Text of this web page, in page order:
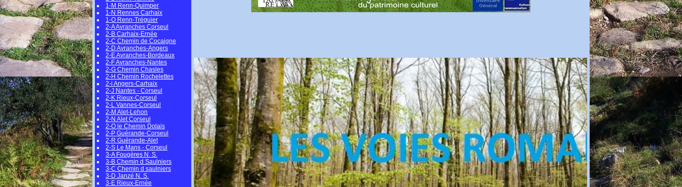
1-M Renn-Quimper
1-N Rennes Carhaix
1-O Renn-Tréguier
2-A Avranches Corseul
2-B Carhaix-Ernée
2-C Chemin de Cocaigne
2-D Avranches-Angers
2-E Avranches-Bordeaux
2-F Avranches-Nantes
2-G Chemin Chasles
2-H Chemin Rochelettes
2-i Angers-Carhaix
2-J Nantes - Corseul
2-K Rieux-Corseul
2-L Vannes-Corseul
2-M Alet-Lehon
2-N Alet Corseul
2-O le Chemin Dolais
2-P Guérande-Corseul
2-R Guérande-Alet
2-S Le Mans - Corseul
3-A Fougères N. S.
3-B Chemin d Saulniers
3-C Chemin d saulniers
3-D Janzé N. S.
3-E Rieux-Ernée